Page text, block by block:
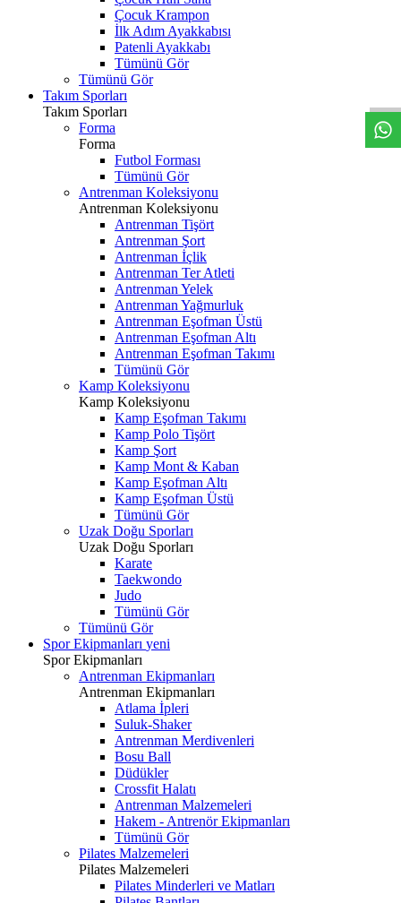
Çocuk Krampon
İlk Adım Ayakkabısı
Patenli Ayakkabı
Tümünü Gör
Tümünü Gör
Takım Sporları
Takım Sporları
Forma
Forma
Futbol Forması
Tümünü Gör
Antrenman Koleksiyonu
Antrenman Koleksiyonu
Antrenman Tişört
Antrenman Şort
Antrenman İçlik
Antrenman Ter Atleti
Antrenman Yelek
Antrenman Yağmurluk
Antrenman Eşofman Üstü
Antrenman Eşofman Altı
Antrenman Eşofman Takımı
Tümünü Gör
Kamp Koleksiyonu
Kamp Koleksiyonu
Kamp Eşofman Takımı
Kamp Polo Tişört
Kamp Şort
Kamp Mont & Kaban
Kamp Eşofman Altı
Kamp Eşofman Üstü
Tümünü Gör
Uzak Doğu Sporları
Uzak Doğu Sporları
Karate
Taekwondo
Judo
Tümünü Gör
Tümünü Gör
Spor Ekipmanları yeni
Spor Ekipmanları
Antrenman Ekipmanları
Antrenman Ekipmanları
Atlama İpleri
Suluk-Shaker
Antrenman Merdivenleri
Bosu Ball
Düdükler
Crossfit Halatı
Antrenman Malzemeleri
Hakem - Antrenör Ekipmanları
Tümünü Gör
Pilates Malzemeleri
Pilates Malzemeleri
Pilates Minderleri ve Matları